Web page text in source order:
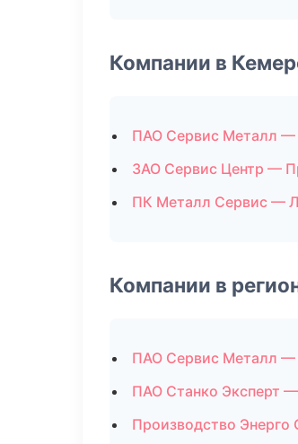
Компании в
ПАО Сервис Металл —
ЗАО Сервис Центр —
ПК Металл Сервис —
Компании в
ПАО Сервис Металл —
ПАО Станко Эксперт
Производство